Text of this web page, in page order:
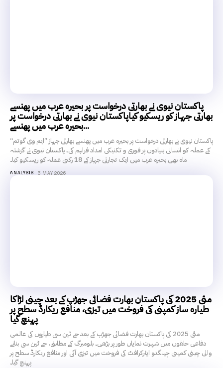
پاکستان نیوی نے بھارتی درخواست پر بحیرہ عرب میں پھنسے
بھارتی جہاز کو ریسکیو کیاپاکستان نیوی نے بھارتی درخواست پر
بحیرہ عرب میں پھنسے...
پاکستان نیوی نے بھارتی درخواست پر بحیرہ عرب میں پھنسے بھارتی جہاز ”ایم وی گوتم“
کے عملہ کو انسانی بنیادوں پر فوری و تکنیکی امداد فراہم کی۔ پاکستان نیوی نے گزشتہ
ماہ بھی بحیرہ عرب میں ایک تجارتی جہاز کے 18 رکنی عملہ کو ریسکیو کیا۔
ANALYSIS 5 MAY 2026
مئی 2025 کی پاکستان بھارت فضائی جھڑپ کے بعد چینی لڑاکا
طیارہ ساز کمپنی کی فروخت میں تیزی، منافع ریکارڈ سطح پر
پہنچ گیا
مئی 2025 کی پاکستان بھارت فضائی جھڑپ کے بعد جے ٹین سی طیاروں کی عالمی
دفاعی حلقوں میں شہرت نمایاں طور پر بڑھی۔ بلومبرگ کے مطابق، جے ٹین سی بنانے
والی چینی کمپنی چینگدو ایئرکرافٹ کی فروخت میں تیزی آئی اور منافع ریکارڈ سطح پر
پہنچ گیا۔